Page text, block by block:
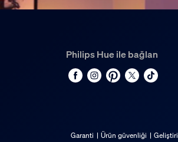
Philips Hue ile bağlan
Garanti Ürün güvenliği